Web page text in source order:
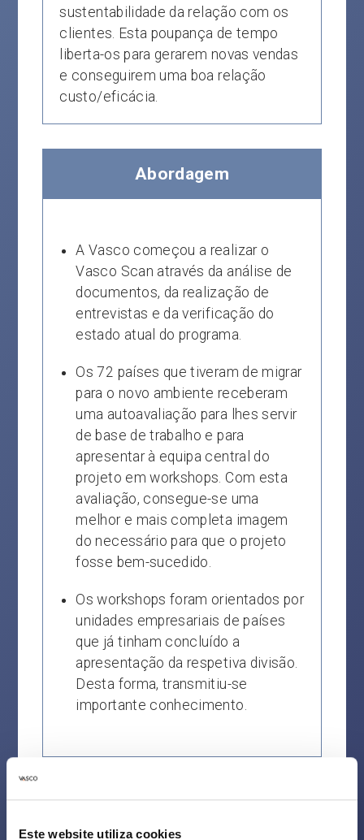
Este website utiliza cookies
sustentabilidade da relação com os
clientes. Esta poupança de tempo
liberta-os para gerarem novas vendas
e conseguirem uma boa relação
custo/eficácia.
Abordagem
A Vasco começou a realizar o
Vasco Scan através da análise de
documentos, da realização de
entrevistas e da verificação do
estado atual do programa.
Os 72 países que tiveram de migrar
para o novo ambiente receberam
uma autoavaliação para lhes servir
de base de trabalho e para
apresentar à equipa central do
projeto em workshops. Com esta
avaliação, consegue-se uma
melhor e mais completa imagem
do necessário para que o projeto
fosse bem-sucedido.
Os workshops foram orientados por
unidades empresariais de países
que já tinham concluído a
apresentação da respetiva divisão.
Desta forma, transmitiu-se
importante conhecimento.
Resultado